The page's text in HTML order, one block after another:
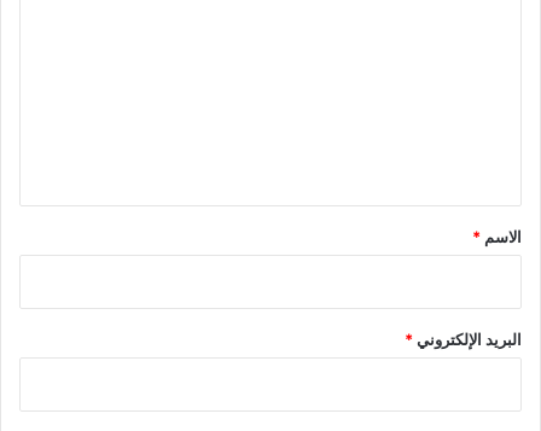
*
الاسم *
البريد الإلكتروني*